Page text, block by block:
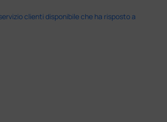
clienti disponibile che ha risposto a